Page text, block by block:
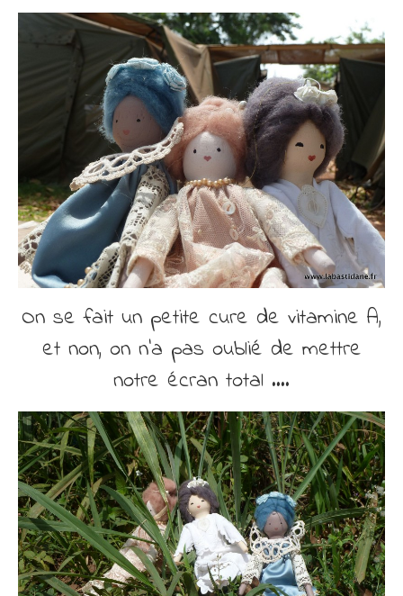
On se fait un petite cure de vitamine A,
et non, on n’a pas oublié de mettre
notre écran total ….